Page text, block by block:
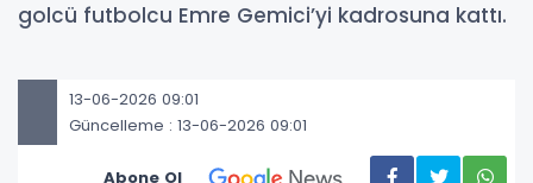
golcü futbolcu Emre Gemici’yi kadrosuna kattı.
13-06-2026 09:01
Güncelleme : 13-06-2026 09:01
Abone Ol